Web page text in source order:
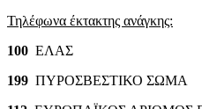
Τηλέφωνα έκτακτης ανάγκης:
100 ΕΛΑΣ
199 ΠΥΡΟΣΒΕΣΤΙΚΟ ΣΩΜΑ